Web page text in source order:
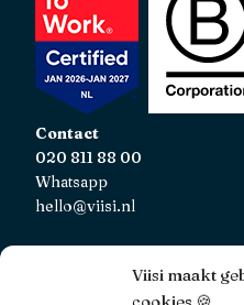
Viisi maakt
Contact
020 811 88 00
Whatsapp
hello@viisi.nl